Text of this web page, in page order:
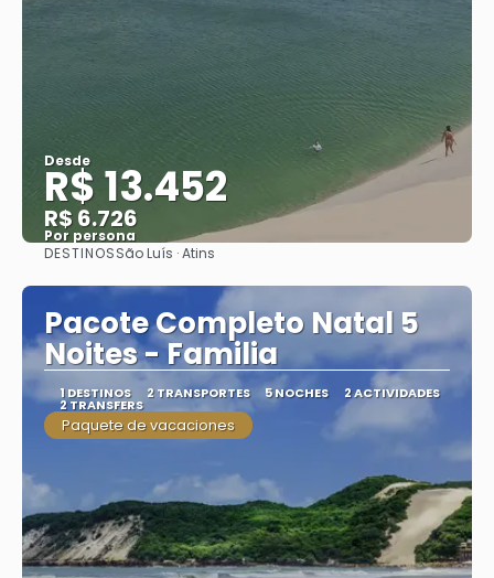
Desde
R$ 13.452
R$ 6.726
Por persona
DESTINOSSão Luís · Atins
Pacote Completo Natal 5
Noites - Familia
1 DESTINOS 2 TRANSPORTES 5 NOCHES 2 ACTIVIDADES
2 TRANSFERS
Paquete de vacaciones